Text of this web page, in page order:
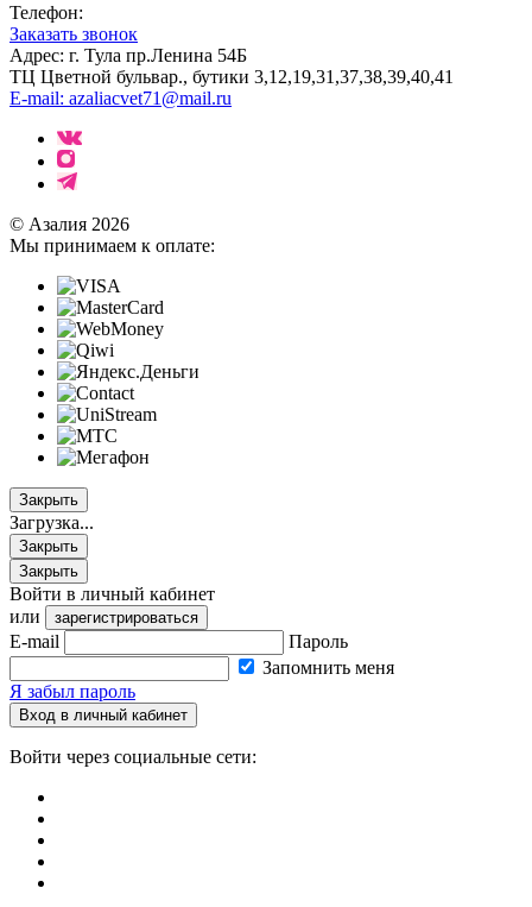
Телефон:
Заказать звонок
Адрес: г. Тула пр.Ленина 54Б
ТЦ Цветной бульвар., бутики 3,12,19,31,37,38,39,40,41
E-mail: azaliacvet71@mail.ru
© Азалия 2026
Мы принимаем к оплате:
Закрыть
Загрузка...
Закрыть
Закрыть
Войти в личный кабинет
или
зарегистрироваться
E-mail
Пароль
Запомнить меня
Я забыл пароль
Вход в личный кабинет
Войти через социальные сети: